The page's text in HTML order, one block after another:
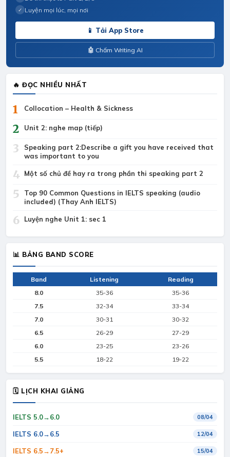
✓ Luyện mọi lúc, mọi nơi
📱 Tải App Store
🤖 Chấm Writing AI
🔥 ĐỌC NHIỀU NHẤT
1 Collocation – Health & Sickness
2 Unit 2: nghe map (tiếp)
3
Speaking part 2:Describe a gift you have received that
was important to you
4 Một số chủ đề hay ra trong phần thi speaking part 2
5
Top 90 Common Questions in IELTS speaking (audio
included) (Thay Anh IELTS)
6 Luyện nghe Unit 1: sec 1
📊 BẢNG BAND SCORE
Band Listening
Reading
8.0
35-36
35-36
7.5
32-34
33-34
7.0
30-31
30-32
6.5
26-29
27-29
6.0
23-25
23-26
5.5
18-22 19-22
🗓 LỊCH KHAI GIẢNG
IELTS 5.0→6.0 08/04
IELTS 6.0→6.5 12/04
IELTS 6.5→7.5+ 15/04